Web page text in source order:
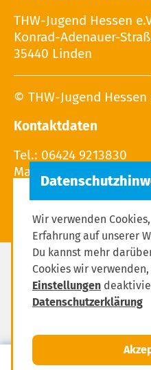
THW-Jugend Hessen
Konrad-Adenauer-
35440 Linden
© THW-Jugend Hessen
Kontaktdaten
Tel.: 06424 9213830
Mail:
Wir verwenden
Erfahrung auf unserer
Du kannst mehr
Cookies wir
Einstellungen
Datenschutzerklärung